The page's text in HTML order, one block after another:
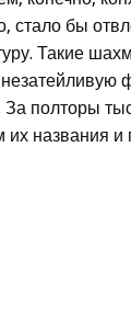
стало бы
Такие
За полторы
названия и